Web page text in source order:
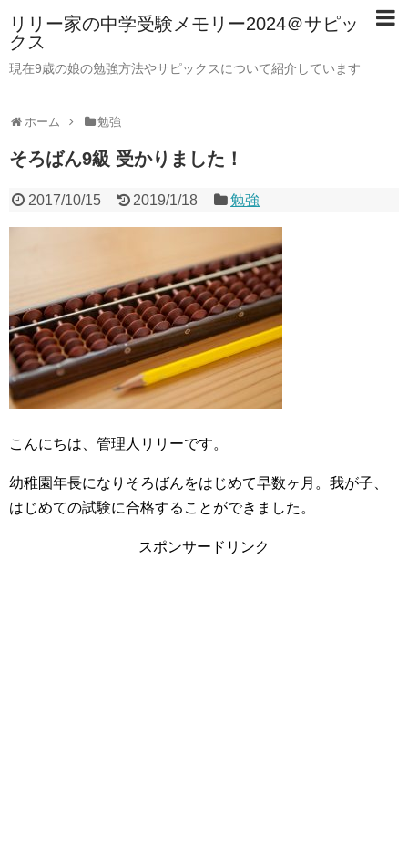
リリー家の中学受験メモリー2024＠サピッ
クス
現在9歳の娘の勉強方法やサピックスについて紹介しています
ホーム 勉強
そろばん9級 受かりました！
2017/10/15 2019/1/18 勉強
こんにちは、管理人リリーです。
幼稚園年長になりそろばんをはじめて早数ヶ月。我が子、
はじめての試験に合格することができました。
スポンサードリンク